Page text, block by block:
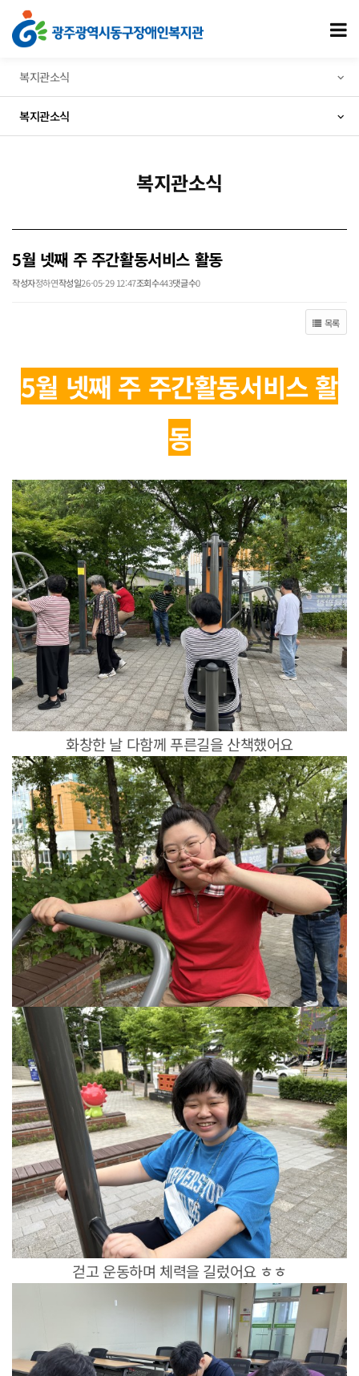
5월 넷째 주 주간활동서비스 활동 > 복지관소식
복지관소식
복지관소식
복지관소식
5월 넷째 주 주간활동서비스 활동
작성자정하연작성일26-05-29 12:47조회수443댓글수0
목록
5월 넷째 주 주간활동서비스 활
동
화창한 날 다함께 푸른길을 산책했어요
걷고 운동하며 체력을 길렀어요 ㅎㅎ